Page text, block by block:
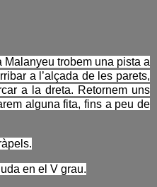
Malanyeu trobem una pista a
a l’alçada de les parets,
a la dreta. Retornem uns
alguna fita, fins a peu de
en el V grau.